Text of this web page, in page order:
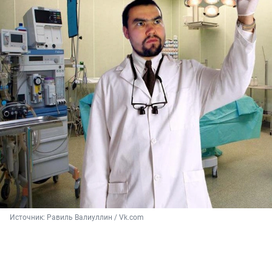
Источник: Равиль Валиуллин / Vk.com